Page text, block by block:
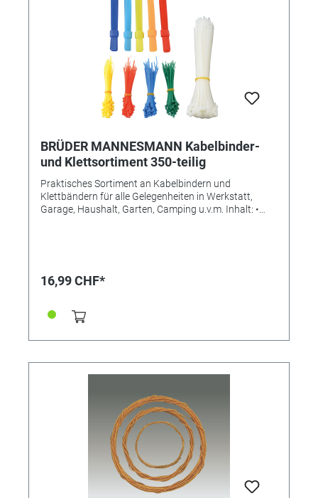
BRÜDER MANNESMANN Kabelbinder-
und Klettsortiment 350-teilig
Praktisches Sortiment an Kabelbindern und
Klettbändern für alle Gelegenheiten in Werkstatt,
Garage, Haushalt, Garten, Camping u.v.m. Inhalt: •
16,99 CHF*